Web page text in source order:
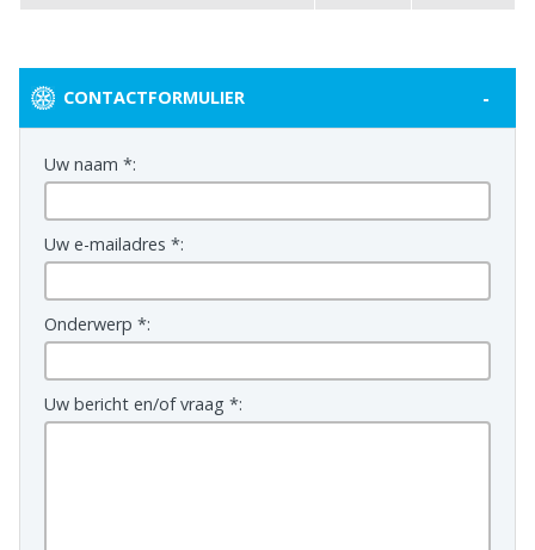
CONTACTFORMULIER -
Uw naam *:
Uw e-mailadres *:
Onderwerp *:
Uw bericht en/of vraag *: